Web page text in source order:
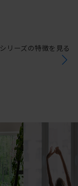
シリーズの特徴を見る